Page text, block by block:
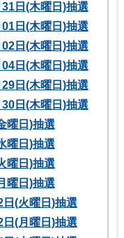
日(木曜日)抽選
日(木曜日)抽選
日(木曜日)抽選
日(木曜日)抽選
日(木曜日)抽選
日(木曜日)抽選
曜日)抽選
曜日)抽選
曜日)抽選
曜日)抽選
(火曜日)抽選
(月曜日)抽選